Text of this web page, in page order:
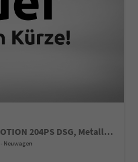
R-Line Limited 2.0 TSI 4MOTION 204PS DSG, Metallic, 20" Alu LEEDS, IQ LIGHT MATRIX-LED, HEAD-UP, ERGOACTIV-Sitz+Massage, Winterpaket, Elektr. Heckklappe, ParkAssist, Parksensoren v/h, 360°Kamera, Radio 15"/App-Connect, Alarm, Keyless, 3Z-Climatronic, ACC, Dachreling
Neuwagen